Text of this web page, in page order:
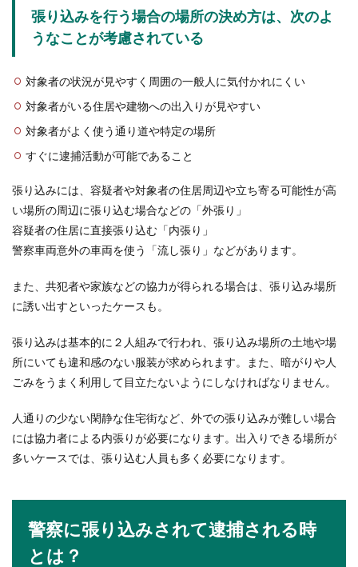
牽制が野球の試合を制す！そのやり方
野球の試合において牽制でランナーをアウトにす
ることもできますが、正しいやり方やコツがわか
張り込みを行う場合の場所の決め方は、次のよ
うなことが考慮されている
対象者の状況が見やすく周囲の一般人に気付かれにくい
対象者がいる住居や建物への出入りが見やすい
対象者がよく使う通り道や特定の場所
すぐに逮捕活動が可能であること
張り込みには、容疑者や対象者の住居周辺や立ち寄る可能性が高
い場所の周辺に張り込む場合などの「外張り」
容疑者の住居に直接張り込む「内張り」
警察車両意外の車両を使う「流し張り」などがあります。
また、共犯者や家族などの協力が得られる場合は、張り込み場所
に誘い出すといったケースも。
張り込みは基本的に２人組みで行われ、張り込み場所の土地や場
所にいても違和感のない服装が求められます。また、暗がりや人
ごみをうまく利用して目立たないようにしなければなりません。
人通りの少ない閑静な住宅街など、外での張り込みが難しい場合
には協力者による内張りが必要になります。出入りできる場所が
多いケースでは、張り込む人員も多く必要になります。
警察に張り込みされて逮捕される時
とは？